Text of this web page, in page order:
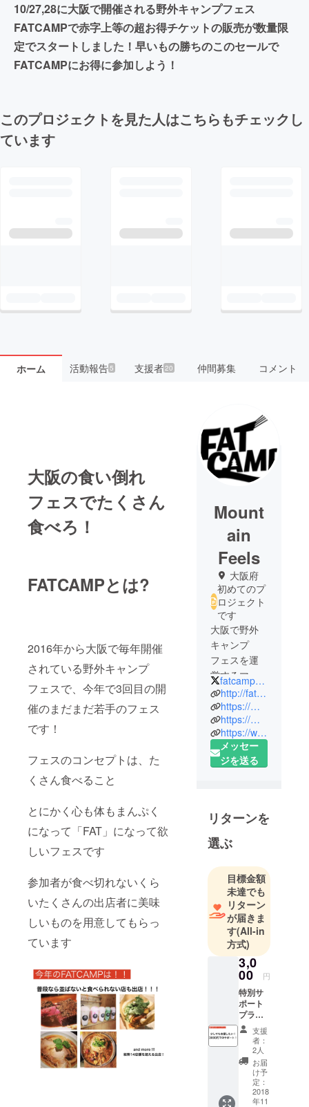
10/27,28に大阪で開催される野外キャンプフェス
FATCAMPで赤字上等の超お得チケットの販売が数量限
定でスタートしました！早いもの勝ちのこのセールで
FATCAMPにお得に参加しよう！
このプロジェクトを見た人はこちらもチェックし
ています
ホーム 活動報告5 支援者20 仲間募集 コメント
大阪の食い倒れ
フェスでたくさん
食べろ！
FATCAMPとは?
2016年から大阪で毎年開催
されている野外キャンプ
フェスで、今年で3回目の開
催のまだまだ若手のフェス
です！
フェスのコンセプトは、た
くさん食べること
とにかく心も体もまんぷく
になって「FAT」になって欲
しいフェスです
参加者が食べ切れないくら
いたくさんの出店者に美味
しいものを用意してもらっ
ています
Mount
ain
Feels
大阪府
初めてのプ
ロジェクト
です
大阪で野外
キャンプ
フェスを運
営するマウ
ンテン・
フィールズ
です。
fatcamp_jpn
http://fat-camp.net
https://m.facebook.com/Fatcamp-1528302004136782/
https://mobile.twitter.com/fatcamp_jpn
https://www.instagram.com/fatcamp_osaka/
メッセー
ジを送る
リターンを
選ぶ
目標金額
未達でも
リターン
が届きま
す(All-in
方式)
3,0
00 円
特別サ
ポート
プラン
Sサイズ
大阪で
食い倒
れフェ
スに
もっと
頑張っ
てほし
支援
者：
2人
お届
け予
定：
2018
年11